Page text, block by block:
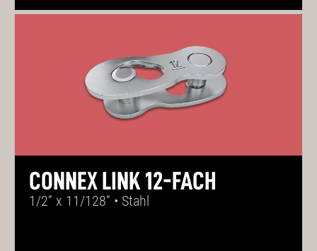
CONNEX LINK 12-FACH
1/2“ x 11/128“ • Stahl